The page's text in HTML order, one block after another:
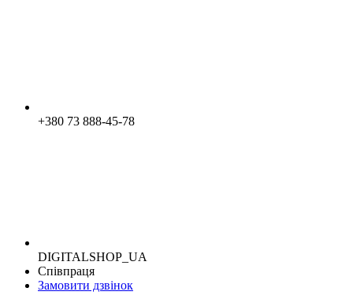
+380 73 888-45-78
DIGITALSHOP_UA
Співпраця
Замовити дзвінок